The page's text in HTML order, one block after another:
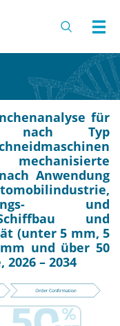
für
nach Typ
Anwendung
und
und
(unter 5 mm, 5
und über 50
– 2034